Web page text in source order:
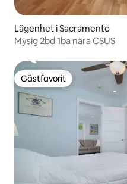
Lägenhet i Sacramento
Mysig 2bd 1ba nära CSUS
Gästfavorit
Gästfavorit